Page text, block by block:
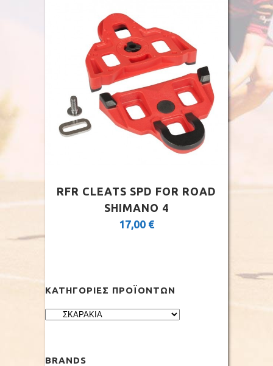
RFR CLEATS SPD FOR ROAD
SHIMANO 4
17,00 €
ΚΑΤΗΓΟΡΊΕΣ ΠΡΟΪΌΝΤΩΝ
BRANDS